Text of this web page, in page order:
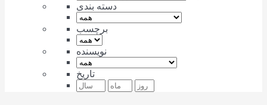
دسته بندی
برچسب
نویسنده
تاریخ